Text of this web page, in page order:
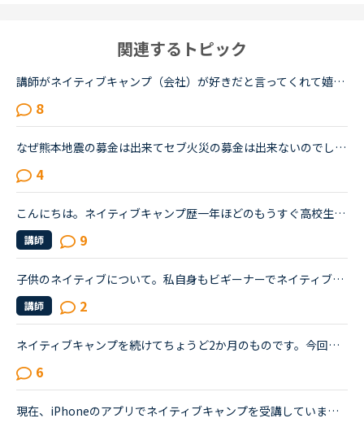
関連するトピック
講師がネイティブキャンプ（会社）が好きだと言ってくれて嬉しかったです。ネイティブキャンプに入会してから５ケ月の間お世話になっている大好きな講師が言うにはネイティブキャンプはこれまで働いたESL（第二言...
8
なぜ熊本地震の募金は出来てセブ火災の募金は出来ないのでしょうか？以前別の方が立てたトピックで <a href="https://nativecamp.net/user/message-board/detail/842" target="_blank">https://nativecamp.net/user/message-board/detail/842</a> セブの火災について <a href="http://www.sunstar.com.ph/cebu/loca..." target="_blank">http://www.sunstar.com.ph/cebu/loca...</a>
4
こんにちは。ネイティブキャンプ歴一年ほどのもうすぐ高校生になるものです。私は英語が得意でネイティブキャンプと英語塾に通っています。しかしその塾では大量の宿題が出され、かなり高レベルな教材(今はローマ...
講師 9
子供のネイティブについて。私自身もビギーナーでネイティブキャンプを始めて半年程なのですが子供にもネイティブキャンプを始めさせたいと思います。子供は4歳ですが英語は話せずハローとマイネームイズくらいし...
講師 2
ネイティブキャンプを続けてちょうど2か月のものです。今回久しぶりにTOEICを受けて前回は615点でしたので、ネイティブキャンプを初めて少しは伸びているを期待していたのですが、590点と下がっておりました。や...
6
現在、iPhoneのアプリでネイティブキャンプを受講しています。今後タブレットを購入予定です。kindlefireHDなら海外ドラマも格安で観れるし、いいな〜と思っていますが……そもそもkindleでネイティブキャンプは受...